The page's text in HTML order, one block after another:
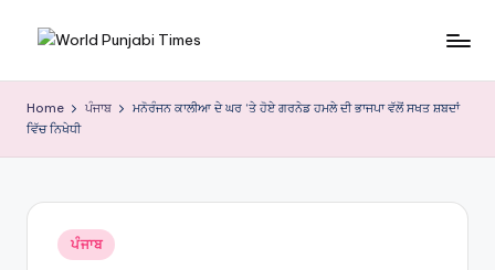
o
rl
Home ਪੰਜਾਬ
ਮਨੋਰੰਜਨ ਕਾਲੀਆ ਦੇ ਘਰ ‘ਤੇ ਹੋਏ ਗਰਨੇਡ ਹਮਲੇ ਦੀ ਭਾਜਪਾ ਵੱਲੋਂ ਸਖਤ ਸ਼ਬਦਾਂ
ਵਿੱਚ ਨਿਖੇਧੀ
Posted
in
ਪੰਜਾਬ